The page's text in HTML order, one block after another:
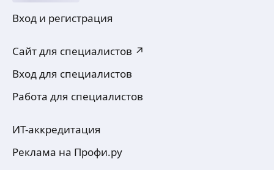
Вход и регистрация
Сайт для специалистов ↗
Вход для специалистов
Работа для специалистов
ИТ-аккредитация
Реклама на Профи.ру